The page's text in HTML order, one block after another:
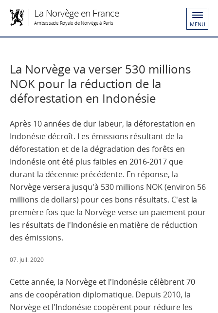
La Norvège en France
Ambassade Royale de Norvège à Paris MENU
La Norvège va verser 530 millions
NOK pour la réduction de la
déforestation en Indonésie
Après 10 années de dur labeur, la déforestation en
Indonésie décroît. Les émissions résultant de la
déforestation et de la dégradation des forêts en
Indonésie ont été plus faibles en 2016-2017 que
durant la décennie précédente. En réponse, la
Norvège versera jusqu'à 530 millions NOK (environ 56
millions de dollars) pour ces bons résultats. C'est la
première fois que la Norvège verse un paiement pour
les résultats de l'Indonésie en matière de réduction
des émissions.
07. juil. 2020
Cette année, la Norvège et l'Indonésie célèbrent 70
ans de coopération diplomatique. Depuis 2010, la
Norvège et l'Indonésie coopèrent pour réduire les